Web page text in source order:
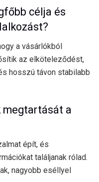
célja és
a vásárlókból
az elköteleződést,
hosszú távon stabilabb
megtartását a
épít, és
találjanak rólad.
nagyobb eséllyel